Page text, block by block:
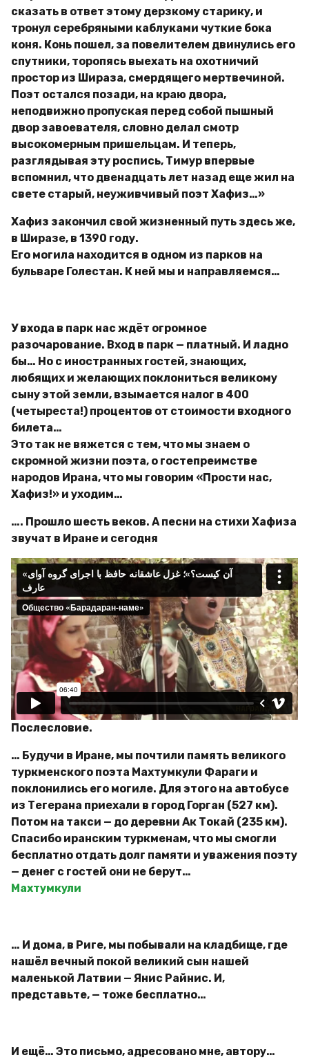
сказать в ответ этому дерзкому старику, и
тронул серебряными каблуками чуткие бока
коня. Конь пошел, за повелителем двинулись его
спутники, торопясь выехать на охотничий
простор из Шираза, смердящего мертвечиной.
Поэт остался позади, на краю двора,
неподвижно пропуская перед собой пышный
двор завоевателя, словно делал смотр
высокомерным пришельцам. И теперь,
разглядывая эту роспись, Тимур впервые
вспомнил, что двенадцать лет назад еще жил на
свете старый, неуживчивый поэт Хафиз…»
Хафиз закончил свой жизненный путь здесь же,
в Ширазе, в 1390 году.
Его могила находится в одном из парков на
бульваре Голестан. К ней мы и направляемся…
У входа в парк нас ждёт огромное
разочарование. Вход в парк — платный. И ладно
бы… Но с иностранных гостей, знающих,
любящих и желающих поклониться великому
сыну этой земли, взымается налог в 400
(четыреста!) процентов от стоимости входного
билета…
Это так не вяжется с тем, что мы знаем о
скромной жизни поэта, о гостепреимстве
народов Ирана, что мы говорим «Прости нас,
Хафиз!» и уходим…
…. Прошло шесть веков. А песни на стихи Хафиза
звучат в Иране и сегодня
Послесловие.
… Будучи в Иране, мы почтили память великого
туркменского поэта Махтумкули Фараги и
поклонились его могиле. Для этого на автобусе
из Тегерана приехали в город Горган (527 км).
Потом на такси — до деревни Ак Токай (235 км).
Спасибо иранским туркменам, что мы смогли
бесплатно отдать долг памяти и уважения поэту
— денег с гостей они не берут…
Махтумкули
… И дома, в Риге, мы побывали на кладбище, где
нашёл вечный покой великий сын нашей
маленькой Латвии — Янис Райнис. И,
представьте, — тоже бесплатно…
И ещё… Это письмо, адресовано мне, автору…